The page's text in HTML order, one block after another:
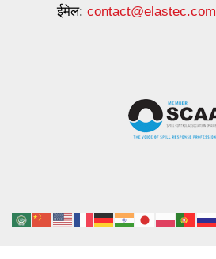
ईमेल: contact@elastec.com